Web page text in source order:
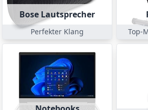
Bose Lautsprecher
Perfekter Klang Top-